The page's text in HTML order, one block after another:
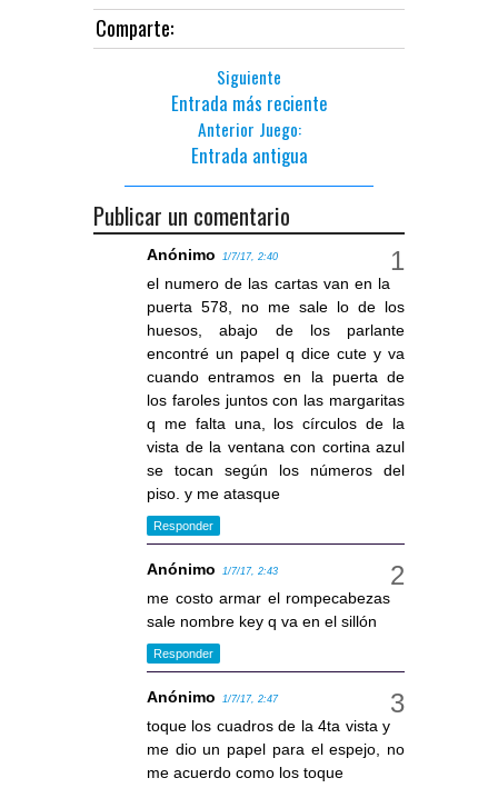
Comparte:
Siguiente
Entrada más reciente
Anterior Juego:
Entrada antigua
Publicar un comentario
Anónimo 1/7/17, 2:40
el numero de las cartas van en la
puerta 578, no me sale lo de los
huesos, abajo de los parlante
encontré un papel q dice cute y va
cuando entramos en la puerta de
los faroles juntos con las margaritas
q me falta una, los círculos de la
vista de la ventana con cortina azul
se tocan según los números del
piso. y me atasque
Responder
Anónimo 1/7/17, 2:43
me costo armar el rompecabezas
sale nombre key q va en el sillón
Responder
Anónimo 1/7/17, 2:47
toque los cuadros de la 4ta vista y
me dio un papel para el espejo, no
me acuerdo como los toque